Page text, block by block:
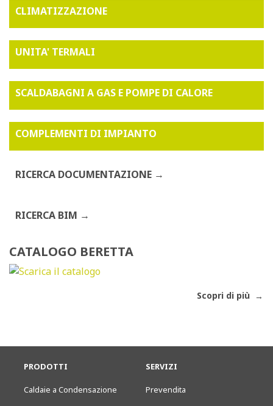
CLIMATIZZAZIONE
UNITA' TERMALI
SCALDABAGNI A GAS E POMPE DI CALORE
COMPLEMENTI DI IMPIANTO
RICERCA DOCUMENTAZIONE
RICERCA BIM
CATALOGO BERETTA
Scopri di più
PRODOTTI
Caldaie a Condensazione
SERVIZI
Prevendita